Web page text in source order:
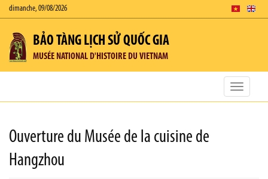
dimanche, 09/08/2026
BẢO TÀNG LỊCH SỬ QUỐC GIA
MUSÉE NATIONAL D'HISTOIRE DU VIETNAM
Toggle
Ouverture du Musée de la cuisine de
Hangzhou